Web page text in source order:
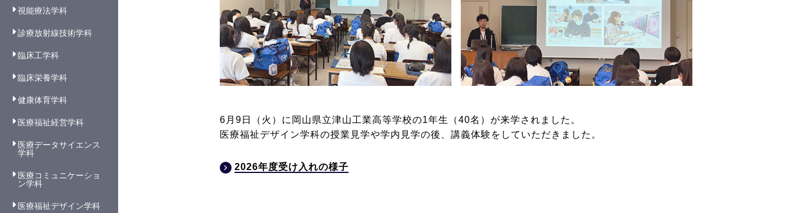
6月9日（火）に岡山県立津山工業高等学校の1年生（40名）が来学されました。
医療福祉デザイン学科の授業見学や学内見学の後、講義体験をしていただきました。
2026年度受け入れの様子
視能療法学科
診療放射線技術学科
臨床工学科
臨床栄養学科
健康体育学科
医療福祉経営学科
医療データサイエンス
学科
医療コミュニケーショ
ン学科
医療福祉デザイン学科